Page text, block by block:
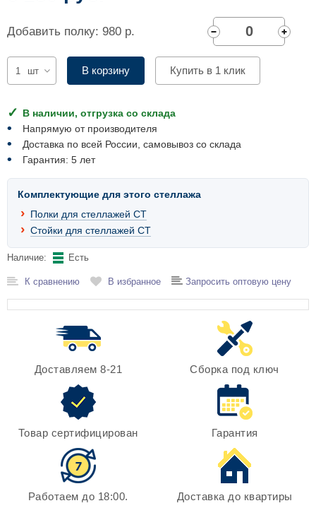
Добавить полку: 980 р.
шт В корзину Купить в 1 клик
В наличии, отгрузка со склада
Напрямую от производителя
Доставка по всей России, самовывоз со склада
Гарантия: 5 лет
Комплектующие для этого стеллажа
Полки для стеллажей СТ
Стойки для стеллажей СТ
Наличие: Есть
К сравнению В избранное Запросить оптовую цену
Доставляем 8-21 Сборка под ключ
Товар сертифицирован Гарантия
Работаем до 18:00. Доставка до квартиры